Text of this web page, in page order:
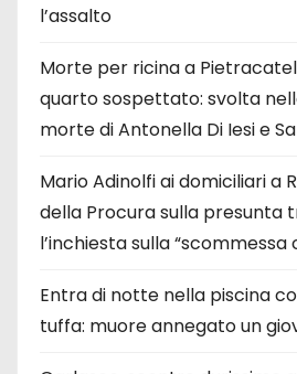
l’assalto
Morte per ricina a
quarto sospettato: svolta
morte di Antonella Di Iesi e
Mario Adinolfi ai domiciliari a
della Procura sulla presunta
l’inchiesta sulla “scommessa
Entra di notte nella piscina
tuffa: muore annegato un